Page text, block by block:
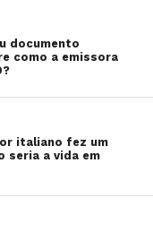
documento
como a emissora
italiano fez um
seria a vida em